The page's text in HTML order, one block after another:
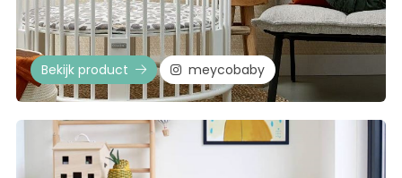
Bekijk product meycobaby